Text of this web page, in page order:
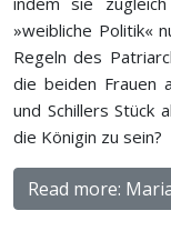
»weibliche Politik«
Regeln des
die beiden Frauen
und Schillers Stück
die Königin zu sein?
Read more: